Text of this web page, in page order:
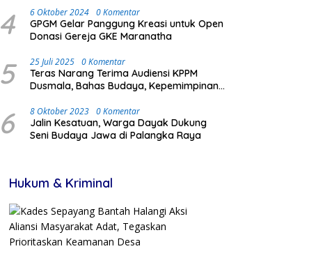
Masyarakat
4 6 Oktober 2024 0 Komentar
GPGM Gelar Panggung Kreasi untuk Open
Donasi Gereja GKE Maranatha
5 25 Juli 2025 0 Komentar
Teras Narang Terima Audiensi KPPM
Dusmala, Bahas Budaya, Kepemimpinan,
6 8 Oktober 2023 0 Komentar
Jalin Kesatuan, Warga Dayak Dukung
Seni Budaya Jawa di Palangka Raya
Hukum & Kriminal